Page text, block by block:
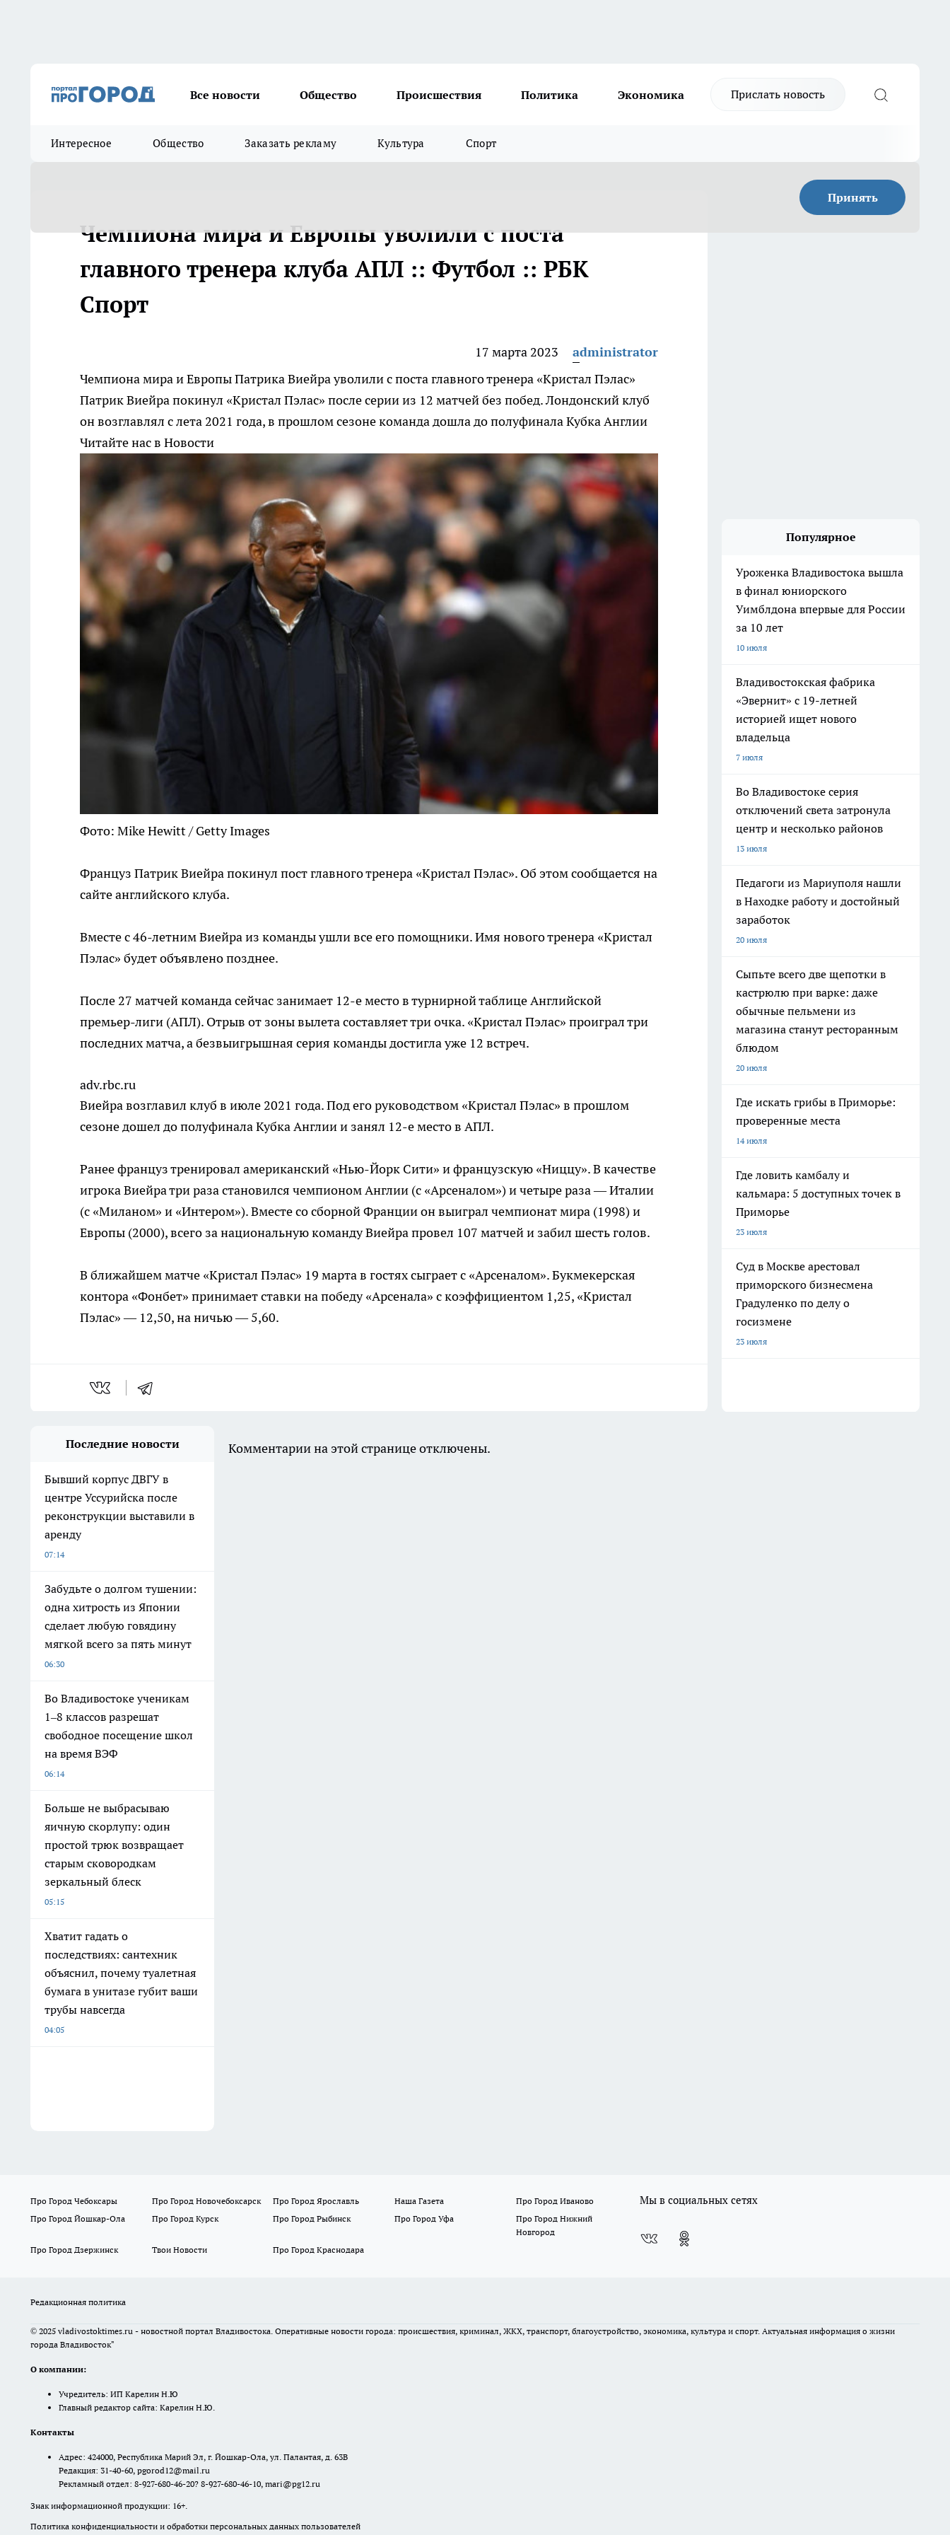
Все новости Общество Происшествия Политика Экономика Прислать новость
Интересное Общество Заказать рекламу Культура Спорт
Принять
Чемпиона мира и Европы уволили с поста
главного тренера клуба АПЛ :: Футбол :: РБК
Спорт
17 марта 2023
administrator
Чемпиона мира и Европы Патрика Виейра уволили с поста главного тренера «Кристал Пэлас»
Патрик Виейра покинул «Кристал Пэлас» после серии из 12 матчей без побед. Лондонский клуб
он возглавлял с лета 2021 года, в прошлом сезоне команда дошла до полуфинала Кубка Англии
Читайте нас в Новости
Фото: Mike Hewitt / Getty Images
Француз Патрик Виейра покинул пост главного тренера «Кристал Пэлас». Об этом сообщается на
сайте английского клуба.
Вместе с 46-летним Виейра из команды ушли все его помощники. Имя нового тренера «Кристал
Пэлас» будет объявлено позднее.
После 27 матчей команда сейчас занимает 12-е место в турнирной таблице Английской
премьер-лиги (АПЛ). Отрыв от зоны вылета составляет три очка. «Кристал Пэлас» проиграл три
последних матча, а безвыигрышная серия команды достигла уже 12 встреч.
adv.rbc.ru
Виейра возглавил клуб в июле 2021 года. Под его руководством «Кристал Пэлас» в прошлом
сезоне дошел до полуфинала Кубка Англии и занял 12-е место в АПЛ.
Ранее француз тренировал американский «Нью-Йорк Сити» и французскую «Ниццу». В качестве
игрока Виейра три раза становился чемпионом Англии (с «Арсеналом») и четыре раза — Италии
(с «Миланом» и «Интером»). Вместе со сборной Франции он выиграл чемпионат мира (1998) и
Европы (2000), всего за национальную команду Виейра провел 107 матчей и забил шесть голов.
В ближайшем матче «Кристал Пэлас» 19 марта в гостях сыграет с «Арсеналом». Букмекерская
контора «Фонбет» принимает ставки на победу «Арсенала» с коэффициентом 1,25, «Кристал
Пэлас» — 12,50, на ничью — 5,60.
Популярное
Уроженка Владивостока вышла
в финал юниорского
Уимблдона впервые для России
за 10 лет
10 июля
Владивостокская фабрика
«Эвернит» с 19-летней
историей ищет нового
владельца
7 июля
Во Владивостоке серия
отключений света затронула
центр и несколько районов
13 июля
Педагоги из Мариуполя нашли
в Находке работу и достойный
заработок
20 июля
Сыпьте всего две щепотки в
кастрюлю при варке: даже
обычные пельмени из
магазина станут ресторанным
блюдом
20 июля
Где искать грибы в Приморье:
проверенные места
14 июля
Где ловить камбалу и
кальмара: 5 доступных точек в
Приморье
23 июля
Суд в Москве арестовал
приморского бизнесмена
Градуленко по делу о
госизмене
23 июля
Последние новости
Бывший корпус ДВГУ в
центре Уссурийска после
реконструкции выставили в
аренду
07:14
Забудьте о долгом тушении:
одна хитрость из Японии
сделает любую говядину
мягкой всего за пять минут
06:30
Во Владивостоке ученикам
1–8 классов разрешат
свободное посещение школ
на время ВЭФ
06:14
Больше не выбрасываю
яичную скорлупу: один
простой трюк возвращает
старым сковородкам
зеркальный блеск
05:15
Хватит гадать о
последствиях: сантехник
объяснил, почему туалетная
бумага в унитазе губит ваши
трубы навсегда
04:05
Комментарии на этой странице отключены.
Про Город Чебоксары Про Город Новочебоксарск Про Город Ярославль Наша Газета
Про Город Иваново
Про Город Йошкар-Ола
Про Город Курск Про Город Рыбинск Про Город Уфа
Про Город Нижний
Новгород
Про Город Дзержинск
Твои Новости Про Город Краснодара
Мы в социальных сетях
Редакционная политика
© 2025 vladivostoktimes.ru - новостной портал Владивостока. Оперативные новости города: происшествия, криминал, ЖКХ, транспорт, благоустройство, экономика, культура и спорт. Актуальная информация о жизни
города Владивосток"
О компании:
Учредитель: ИП Карелин Н.Ю
Главный редактор сайта: Карелин Н.Ю.
Контакты
Адрес: 424000, Республика Марий Эл, г. Йошкар-Ола, ул. Палантая, д. 63В
Редакция: 31-40-60, pgorod12@mail.ru
Рекламный отдел: 8-927-680-46-20? 8-927-680-46-10, mari@pg12.ru
Знак информационной продукции: 16+.
Политика конфиденциальности и обработки персональных данных пользователей